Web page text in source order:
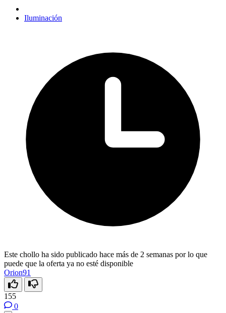
Iluminación
Este chollo ha sido publicado hace más de 2 semanas por lo que
puede que la oferta ya no esté disponible
Orion91
155
0